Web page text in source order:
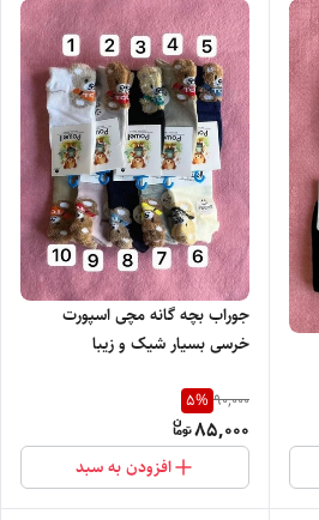
جوراب بچه گانه مچی اسپورت
خرسی بسیار شیک و زیبا
90,000
5%
85,000
افزودن به سبد